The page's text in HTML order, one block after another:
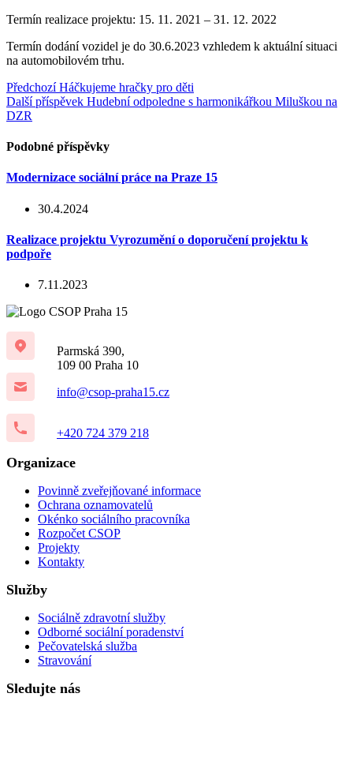
Termín realizace projektu: 15. 11. 2021 – 31. 12. 2022
Termín dodání vozidel je do 30.6.2023 vzhledem k aktuální situaci
na automobilovém trhu.
PředchozíHáčkujeme hračky pro děti
Další příspěvek Hudební odpoledne s harmonikářkou Miluškou na
DZR
Podobné příspěvky
Modernizace sociální práce na Praze 15
30.4.2024
Realizace projektu Vyrozumění o doporučení projektu k
podpoře
7.11.2023
Parmská 390,
109 00 Praha 10
info@csop-praha15.cz
+420 724 379 218
Organizace
Povinně zveřejňované informace
Ochrana oznamovatelů
Okénko sociálního pracovníka
Rozpočet CSOP
Projekty
Kontakty
Služby
Sociálně zdravotní služby
Odborné sociální poradenství
Pečovatelská služba
Stravování
Sledujte nás